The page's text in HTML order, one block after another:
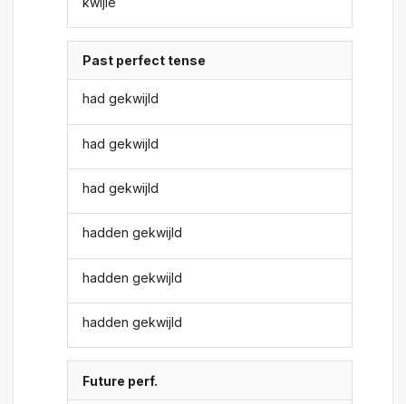
Past perfect tense
had gekwijld
had gekwijld
had gekwijld
hadden gekwijld
hadden gekwijld
hadden gekwijld
Future perf.